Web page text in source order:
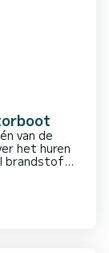
het huren
brandstof
omdat de